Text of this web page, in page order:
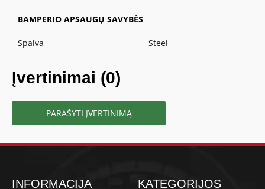
BAMPERIO APSAUGŲ SAVYBĖS
Spalva Steel
Įvertinimai (0)
PARAŠYTI ĮVERTINIMĄ
INFORMACIJA KATEGORIJOS